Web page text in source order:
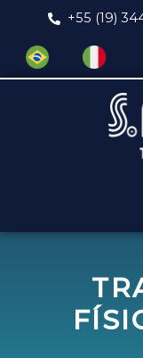
+55 (19)